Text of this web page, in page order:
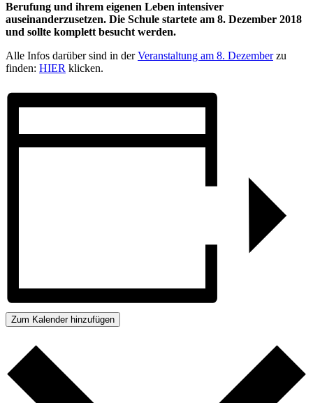
Berufung und ihrem eigenen Leben intensiver
auseinanderzusetzen. Die Schule startete am 8. Dezember 2018
und sollte komplett besucht werden.
Alle Infos darüber sind in derVeranstaltung am 8. Dezemberzu
finden: HIER klicken.
Zum Kalender hinzufügen